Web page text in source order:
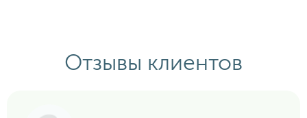
Отзывы клиентов